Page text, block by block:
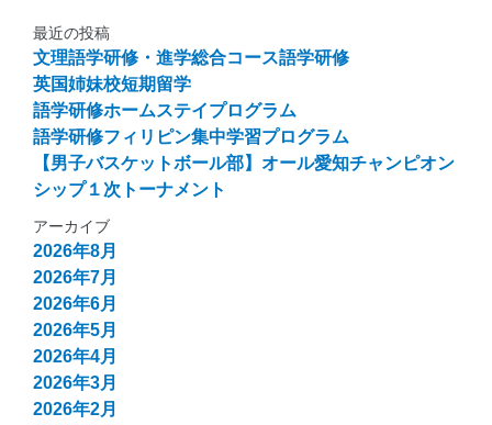
最近の投稿
文理語学研修・進学総合コース語学研修
英国姉妹校短期留学
語学研修ホームステイプログラム
語学研修フィリピン集中学習プログラム
【男子バスケットボール部】オール愛知チャンピオン
シップ１次トーナメント
アーカイブ
2026年8月
2026年7月
2026年6月
2026年5月
2026年4月
2026年3月
2026年2月